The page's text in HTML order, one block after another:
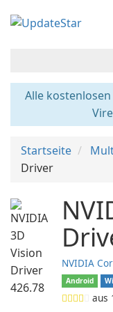
Alle
Startseite
Driver
NVIDIA
Android
aus